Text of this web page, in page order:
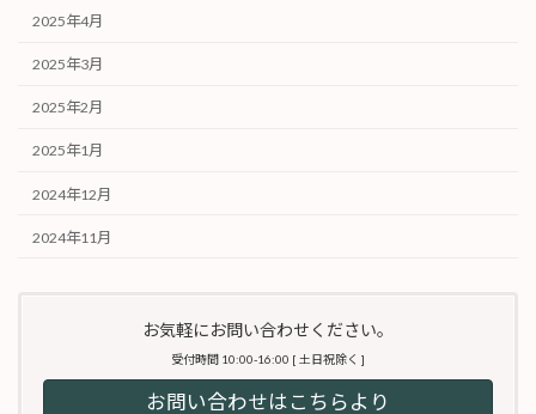
2025年4月
2025年3月
2025年2月
2025年1月
2024年12月
2024年11月
お気軽にお問い合わせください。
受付時間 10:00-16:00 [ 土日祝除く ]
お問い合わせはこちらより